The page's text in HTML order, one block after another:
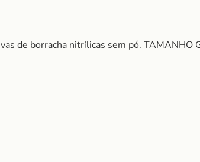
de borracha nitrílicas sem pó. TAMANHO